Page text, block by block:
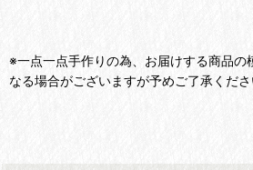
※一点一点手作りの為、お届けする商品の
なる場合がございますが予めご了承くださ